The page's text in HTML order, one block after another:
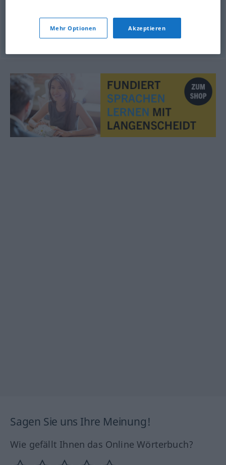
Kompression
Sagen Sie uns Ihre Meinung!
Wie gefällt Ihnen das Online Wörterbuch?
Mehr Optionen Akzeptieren